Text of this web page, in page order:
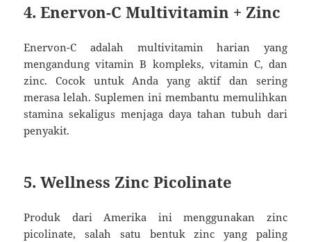
4. Enervon-C Multivitamin + Zinc
Enervon-C adalah multivitamin harian yang
mengandung vitamin B kompleks, vitamin C, dan
zinc. Cocok untuk Anda yang aktif dan sering
merasa lelah. Suplemen ini membantu memulihkan
stamina sekaligus menjaga daya tahan tubuh dari
penyakit.
5. Wellness Zinc Picolinate
Produk dari Amerika ini menggunakan zinc
picolinate, salah satu bentuk zinc yang paling